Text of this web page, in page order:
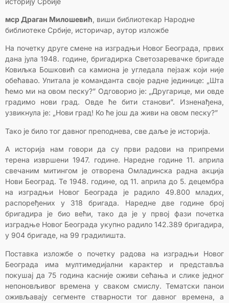
мср Драган Милошевић, виши библиотекар Народне
библиотеке Србије, историчар, аутор изложбе
На почетку друге смене на изградњи Новог Београда, првих
дана јула 1948. године, бригадирка Светозаревачке бригаде
Ковиљка Бошковић са камиона је угледала пејзаж који није
обећавао. Упитала је команданта своје радне јединице: „Шта
ћемо ми на овом песку?” Одговорио је: „Другарице, ми овде
градимо нови град. Овде ће бити станови”. Изненађена,
узвикнула је: „Нови град! Ко ће још да живи на овом песку?”
Тако је било тог давног преподнева, све даље је историја.
А историја нам говори да су први радови на припреми
терена извршени 1947. године. Наредне године 11. априла
свечаним митингом je отворена Омладинска радна акција
Нови Београд. Те 1948. године, од 11. априла до 5. децембра
на изградњи Новог Београда је радило 49.800 младих,
распоређених у 318 бригада. Наредне две године број
бригадира је био већи, тако да је у првој фази почетка
изградње Новог Београда укупно радило 142.389 бригадира,
у 904 бригаде, на 99 градилишта.
Поставка изложбе о почетку радова на изградњи Новог
Београда има мултимедијални карактер и представља
покушај да 75 година касније оживи сећања и слике једног
непоновљивог времена у сваком смислу. Тематски панои
оживљавају сегменте стварности тог давног времена, а